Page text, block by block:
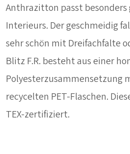
Anthrazitton passt
Interieurs. Der geschmeidig
sehr schön mit Dreifachfalte
Blitz F.R. besteht aus einer
Polyesterzusammensetzung
recycelten PET-Flaschen.
TEX-zertifiziert.